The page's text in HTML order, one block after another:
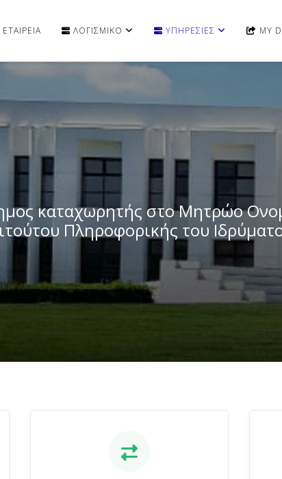
ΛΟΓΙΣΜΙΚΟ ΥΠΗΡΕΣΙΕΣ MY
καταχωρητής στο Μητρώο
Πληροφορικής του